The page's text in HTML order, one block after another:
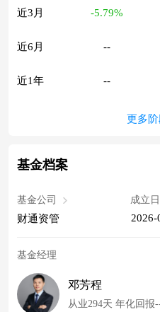
近3月 -5.79%
近6月 --
近1年 --
更多
基金档案
基金公司
财通资管
成立
2026-
基金经理
邓芳程
从业294天 年化回报